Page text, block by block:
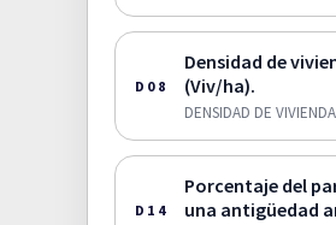
D08
Densidad de
(Viv/ha).
DENSIDAD DE VIVIENDA
D14
Porcentaje del
una antigüedad